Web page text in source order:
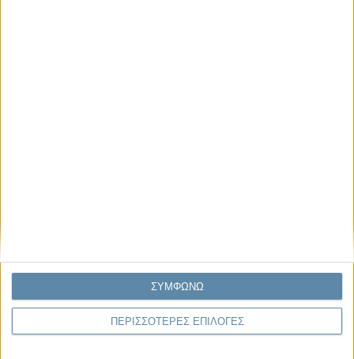
ΠΕΡΙΣΣΟΤΕΡΕΣ ΕΠΙΛΟΓΕΣ
ΣΥΜΦΩΝΩ
Να αφήνεις τους ανθρώπους να είναι (letting